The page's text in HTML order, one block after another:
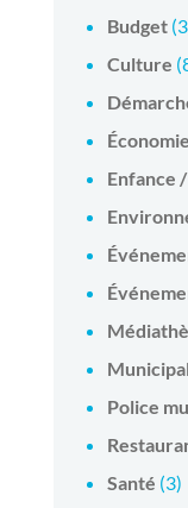
Budget
Culture
Enfance
Police
Santé (3)